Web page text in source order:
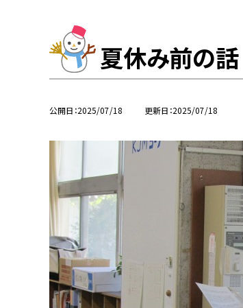
夏休み前の話
公開日 2025/07/18 更新日 2025/07/18